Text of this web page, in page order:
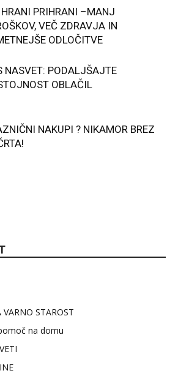
HRANI PRIHRANI –MANJ
VEČ ZDRAVJA IN
ODLOČITVE
NASVET: PODALJŠAJTE
OBLAČIL
NAKUPI ? NIKAMOR BREZ
VARNO STAROST
na domu